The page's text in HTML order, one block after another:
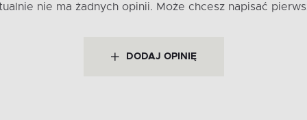
nie ma żadnych opinii. Może chcesz napisać
DODAJ OPINIĘ